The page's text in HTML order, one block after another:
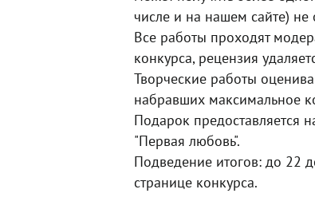
числе и на нашем сайте) не
Все работы проходят
конкурса, рецензия
Творческие работы
набравших максимальное
Подарок предоставляется
"Первая любовь".
Подведение итогов: до 22
странице конкурса.